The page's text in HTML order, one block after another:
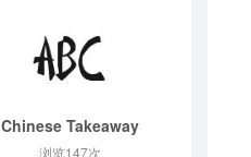
Chinese Takeaway
浏览147次